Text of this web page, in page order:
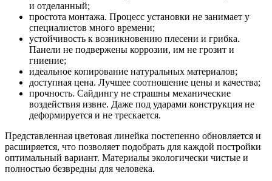
и отделанный;
простота монтажа. Процесс установки не занимает у
специалистов много времени;
устойчивость к возникновению плесени и грибка.
Панели не подвержены коррозии, им не грозит и
гниение;
идеальное копирование натуральных материалов;
доступная цена. Лучшее соотношение цены и качества;
прочность. Сайдингу не страшны механические
воздействия извне. Даже под ударами конструкция не
деформируется и не трескается.
Представленная цветовая линейка постепенно обновляется и
расширяется, что позволяет подобрать для каждой постройки
оптимальный вариант. Материалы экологически чистые и
полностью безвредны для человека.